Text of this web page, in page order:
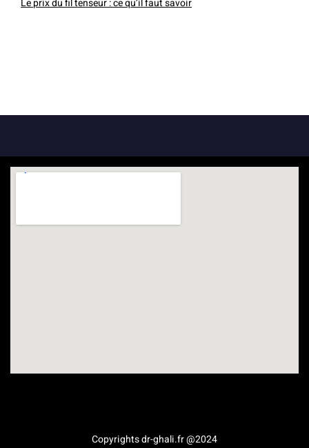
Le prix du fil tenseur : ce qu’il faut savoir
Copyrights dr-ghali.fr @2024